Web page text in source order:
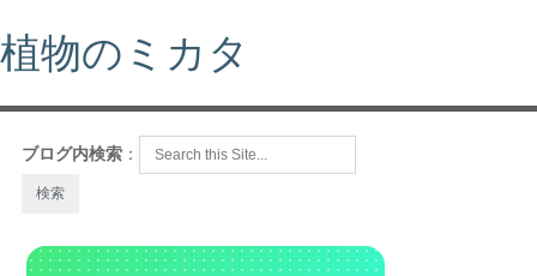
植物のミカタ
ブログ内検索 ：